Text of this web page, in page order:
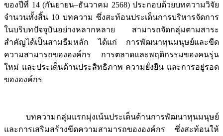
ของปีที่ 14 (กันยายน–ธันวาคม 2568) ประกอบด้วยบทความวิจัย
จำนวนทั้งสิ้น 10 บทความ ซึ่งสะท้อนประเด็นการบริหารจัดการ
ในบริบทปัจจุบันอย่างหลากหลาย สามารถจัดกลุ่มตามสาระ
สำคัญได้เป็นสามธีมหลัก ได้แก่ การพัฒนาทุนมนุษย์และขีด
ความสามารถขององค์กร การตลาดและพฤติกรรมของคนรุ่น
ใหม่ และประเด็นด้านประสิทธิภาพ ความยั่งยืน และการอยู่รอด
ขององค์กร
บทความกลุ่มแรกมุ่งเน้นประเด็นด้านการพัฒนาทุนมนุษย์
และการเสริมสร้างขีดความสามารถขององค์กร ซึ่งสะท้อนให้